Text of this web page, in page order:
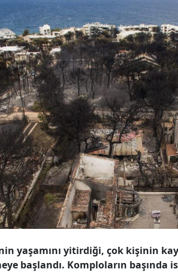
yaşamını yitirdiği, çok kişinin
başlandı. Komploların başında